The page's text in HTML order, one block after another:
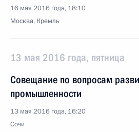
16 мая 2016 года, 18:10
Москва, Кремль
13 мая 2016 года, пятница
Совещание по вопросам
промышленности
13 мая 2016 года, 16:20
Сочи